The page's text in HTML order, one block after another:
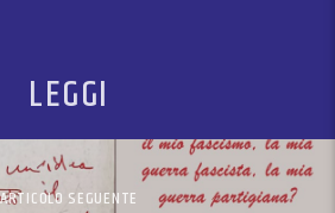
LEGGI
ARTICOLO SEGUENTE